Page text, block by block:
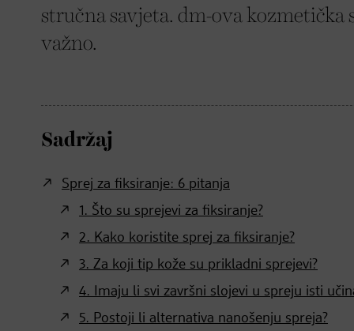
stručna savjeta. dm-ova
važno.
Sadržaj
Sprej za fiksiranje: 6 pitanja
1. Što su sprejevi za fiksiranje?
2. Kako koristite sprej za fiksiranje?
3. Za koji tip kože su prikladni sprejevi?
4. Imaju li svi završni slojevi u spreju isti
5. Postoji li alternativa nanošenju spreja?